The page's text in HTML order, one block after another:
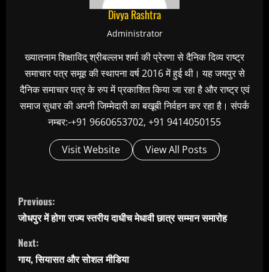
Divya Rashtra
Administrator
ख्यातनाम शिक्षाविद् श्रीबल्लभ शर्मा की प्रेरणा से दैनिक दिव्य राष्ट्र
समाचार पत्र समूह की स्थापना वर्ष 2016 में हुई थी। यह जयपुर से
दैनिक समाचार पत्र के रुप में प्रकाशित किया जा रहा है और राष्ट्र एवं
समाज सुधार की अपनी जिम्मेदारी का बखूबी निर्वहन कर रहा है। संपर्क
नम्बर:-+91 9660653702, +91 9414050155
Visit Website View All Posts
C
o
n
t
Previous:
जोधपुर में होगा राज्य स्तरीय दाधीच मेधावी छात्र सम्मान समारोह
Next:
गाय, सियासत और सोशल मीडिया